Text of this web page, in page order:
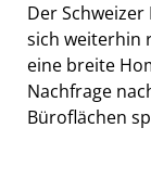
Der
sich weiterhin
eine breite
Nachfrage
Büroflächen